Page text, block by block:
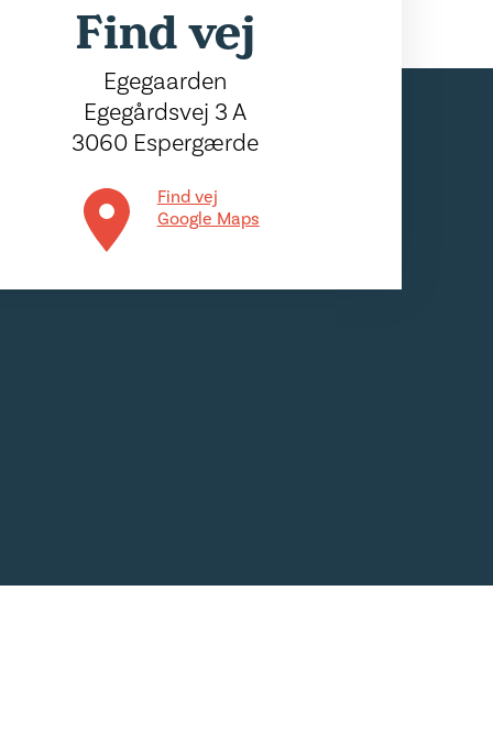
Find vej
Egegaarden
Egegårdsvej 3 A
3060 Espergærde
Find vej
Google Maps